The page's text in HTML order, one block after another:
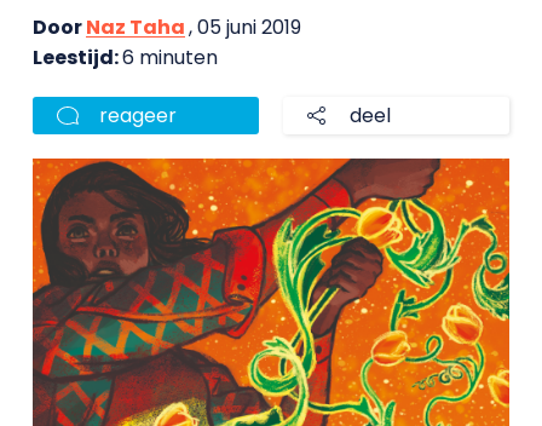
DoorNaz Taha, 05 juni 2019
Leestijd:6 minuten
reageer deel